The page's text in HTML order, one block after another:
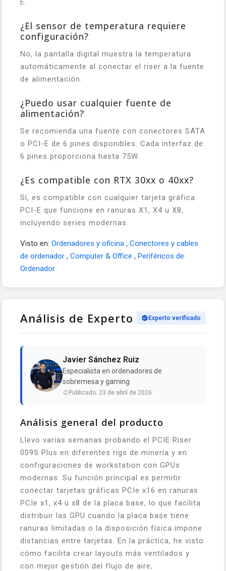
E.
¿El sensor de temperatura requiere
configuración?
No, la pantalla digital muestra la temperatura
automáticamente al conectar el riser a la fuente
de alimentación.
¿Puedo usar cualquier fuente de
alimentación?
Se recomienda una fuente con conectores SATA
o PCI-E de 6 pines disponibles. Cada interfaz de
6 pines proporciona hasta 75W.
¿Es compatible con RTX 30xx o 40xx?
Sí, es compatible con cualquier tarjeta gráfica
PCI-E que funcione en ranuras X1, X4 u X8,
incluyendo series modernas.
Visto en: Ordenadores y oficina , Conectores y cables
de ordenador , Computer & Office , Periféricos de
Ordenador
Análisis de Experto Experto verificado
Javier Sánchez Ruiz
Especialista en ordenadores de
sobremesa y gaming
Publicado: 23 de abril de 2026
Análisis general del producto
Llevo varias semanas probando el PCIE Riser
009S Plus en diferentes rigs de minería y en
configuraciones de workstation con GPUs
modernas. Su función principal es permitir
conectar tarjetas gráficas PCIe x16 en ranuras
PCIe x1, x4 u x8 de la placa base, lo que facilita
distribuir las GPU cuando la placa base tiene
ranuras limitadas o la disposición física impone
distancias entre tarjetas. En la práctica, he visto
cómo facilita crear layouts más ventilados y
con mejor gestión del flujo de aire,